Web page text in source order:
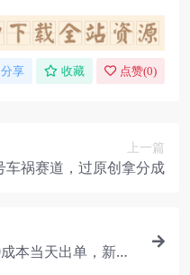
分享 收藏 点赞(0)
上一篇
车祸赛道，过原创拿分成
本当天出单，新老